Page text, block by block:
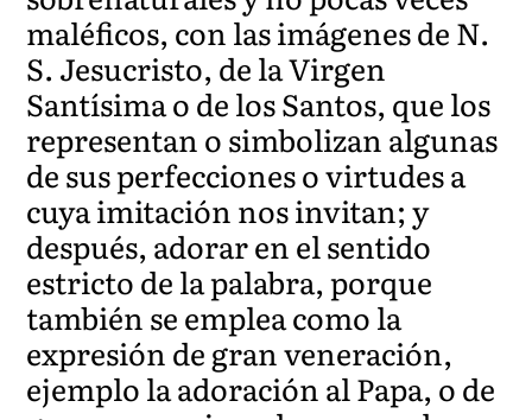
maléficos, con las imágenes de N.
S. Jesucristo, de la Virgen
Santísima o de los Santos, que los
representan o simbolizan algunas
de sus perfecciones o virtudes a
cuya imitación nos invitan; y
después, adorar en el sentido
estricto de la palabra, porque
también se emplea como la
expresión de gran veneración,
ejemplo la adoración al Papa, o de